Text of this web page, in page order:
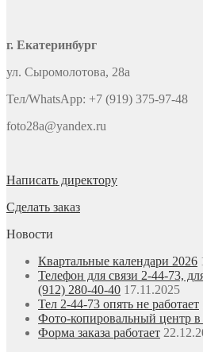
г. Екатеринбург
ул. Сыромолотова, 28а
Тел/WhatsApp: +7 (919) 375-97-48
foto28a@yandex.ru
Написать директору
Сделать заказ
Новости
Квартальные календари 2026
Телефон для связи 2-44-73,
(912) 280-40-40 17.11.2025
Тел 2-44-73 опять не работает
Фото-копировальный центр в
Форма заказа работает